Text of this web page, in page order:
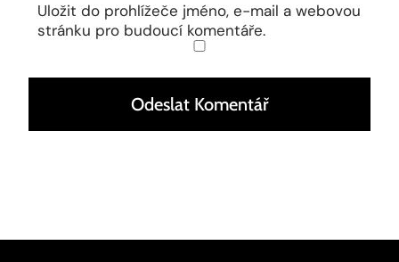
Uložit do prohlížeče jméno, e-mail a webovou
stránku pro budoucí komentáře.